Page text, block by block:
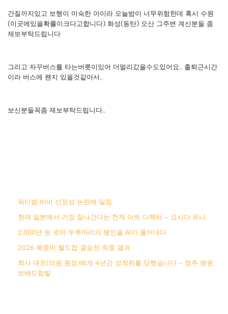
간질까지있고 보행이 미숙한 아이라 오늘밤이 너무위험한데 혹시 수원
(이곳에있을확률이크다고합니다) 화성(동탄) 오산 그주변 계신분들 좀
제보부탁드립니다
그리고 자꾸버스를 타는버릇이있어 더멀리갔을수도있어요.. 출퇴근시간
이라 버스에 왠지 있을것같아서..
보신분들꼭좀 제보부탁드립니다..
워터밤 비비 선정성 논란에 일침
현재 일본에서 가장 잘나간다는 천재 아트 디렉터 – 요시다 유니
2,000년 된 로마 두루마리의 봉인을 AI가 풀어내다
2026 북중미 월드컵 결승전 최종 결과
회사 대표(의원 원장)에게 4년간 성착취를 당했습니다 – 청주 병원
보배드림발